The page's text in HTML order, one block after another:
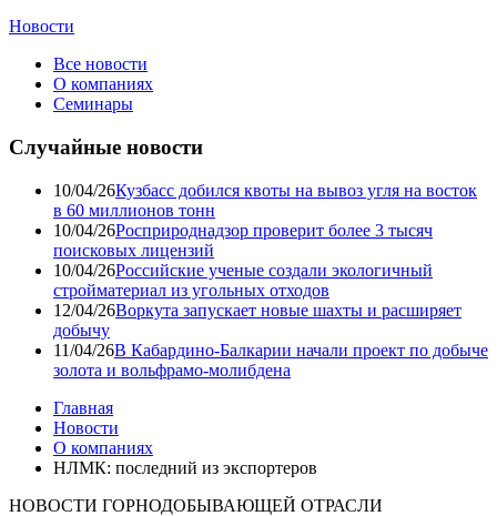
Новости
Все новости
О компаниях
Семинары
Случайные новости
10/04/26Кузбасс добился квоты на вывоз угля на восток
в 60 миллионов тонн
10/04/26Росприроднадзор проверит более 3 тысяч
поисковых лицензий
10/04/26Российские ученые создали экологичный
стройматериал из угольных отходов
12/04/26Воркута запускает новые шахты и расширяет
добычу
11/04/26В Кабардино-Балкарии начали проект по добыче
золота и вольфрамо-молибдена
Главная
Новости
О компаниях
НЛМК: последний из экспортеров
НОВОСТИ ГОРНОДОБЫВАЮЩЕЙ ОТРАСЛИ